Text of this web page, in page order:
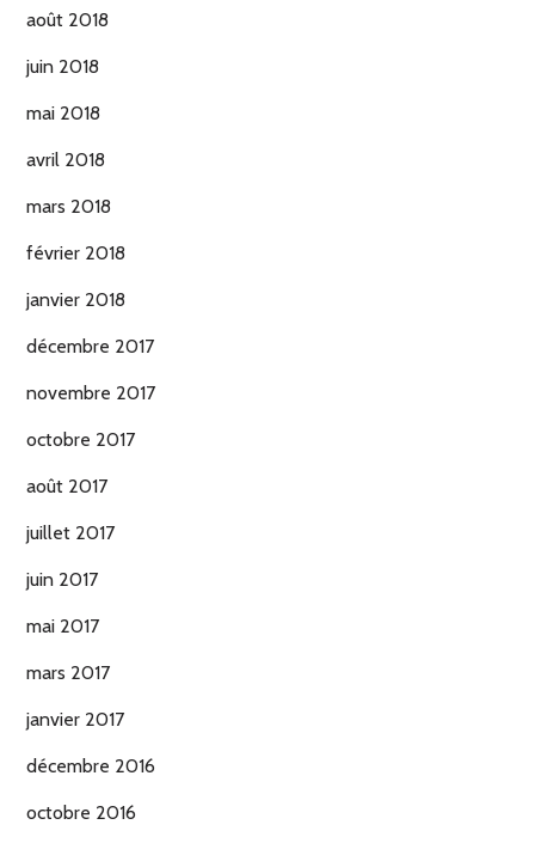
août 2018
juin 2018
mai 2018
avril 2018
mars 2018
février 2018
janvier 2018
décembre 2017
novembre 2017
octobre 2017
août 2017
juillet 2017
juin 2017
mai 2017
mars 2017
janvier 2017
décembre 2016
octobre 2016